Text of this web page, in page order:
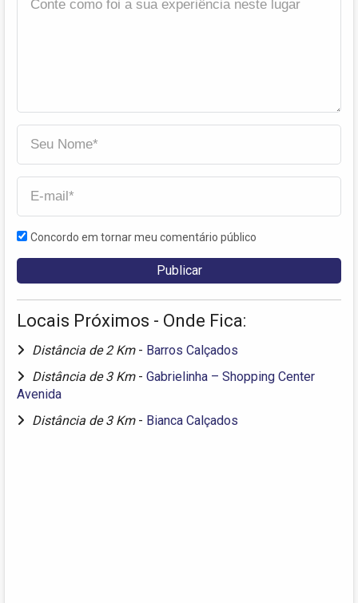
Concordo em tornar meu comentário público
Locais Próximos - Onde Fica:
Distância de 2 Km - Barros Calçados
Distância de 3 Km - Gabrielinha – Shopping Center
Avenida
Distância de 3 Km - Bianca Calçados